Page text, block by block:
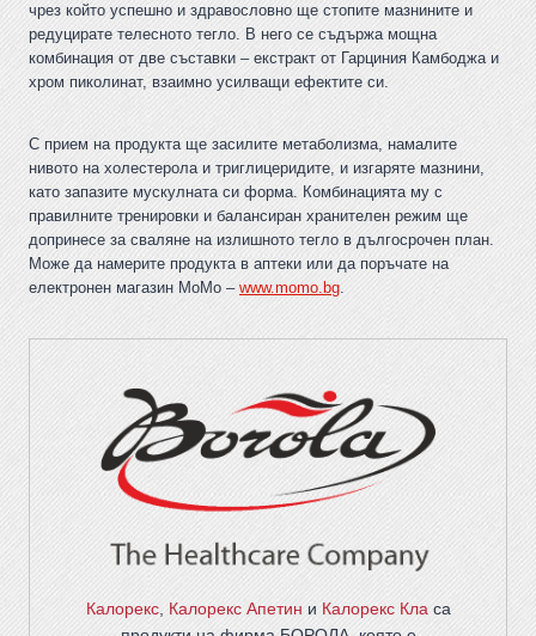
чрез който успешно и здравословно ще стопите мазнините и
редуцирате телесното тегло. В него се съдържа мощна
комбинация от две съставки – екстракт от Гарциния Камбоджа и
хром пиколинат, взаимно усилващи ефектите си.
С прием на продукта ще засилите метаболизма, намалите
нивото на холестерола и триглицеридите, и изгаряте мазнини,
като запазите мускулната си форма. Комбинацията му с
правилните тренировки и балансиран хранителен режим ще
допринесе за сваляне на излишното тегло в дългосрочен план.
Може да намерите продукта в аптеки или да поръчате на
електронен магазин МоМо – www.momo.bg.
Калорекс, Калорекс Апетин и Калорекс Класа